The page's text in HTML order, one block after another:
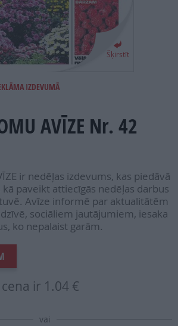
Šķirstīt
IZDEVUMĀ
AVĪZE Nr. 42
ir nedēļas izdevums, kas piedāvā
paveikt attiecīgās nedēļas darbus
Avīze informē par aktualitātēm
sociāliem jautājumiem, iesaka
ko nepalaist garām.
ir 1.04 €
vai